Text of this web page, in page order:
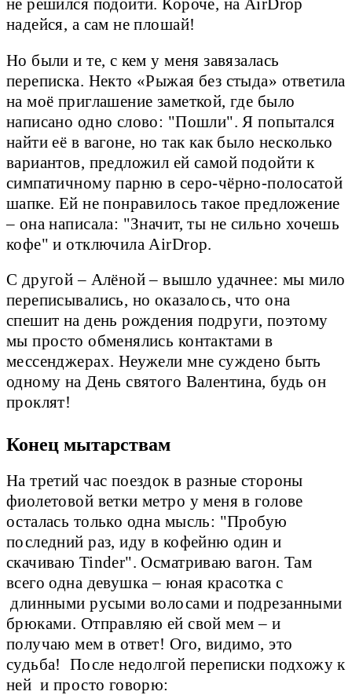
не решился подойти. Короче, на AirDrop
надейся, а сам не плошай!
Но были и те, с кем у меня завязалась
переписка. Некто «Рыжая без стыда» ответила
на моё приглашение заметкой, где было
написано одно слово: "Пошли". Я попытался
найти её в вагоне, но так как было несколько
вариантов, предложил ей самой подойти к
симпатичному парню в серо-чёрно-полосатой
шапке. Ей не понравилось такое предложение
– она написала: "Значит, ты не сильно хочешь
кофе" и отключила AirDrop.
С другой – Алёной – вышло удачнее: мы мило
переписывались, но оказалось, что она
спешит на день рождения подруги, поэтому
мы просто обменялись контактами в
мессенджерах. Неужели мне суждено быть
одному на День святого Валентина, будь он
проклят!
Конец мытарствам
На третий час поездок в разные стороны
фиолетовой ветки метро у меня в голове
осталась только одна мысль: "Пробую
последний раз, иду в кофейню один и
скачиваю Tinder". Осматриваю вагон. Там
всего одна девушка – юная красотка с
длинными русыми волосами и подрезанными
брюками. Отправляю ей свой мем – и
получаю мем в ответ! Ого, видимо, это
судьба! После недолгой переписки подхожу к
ней и просто говорю: